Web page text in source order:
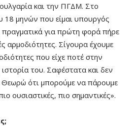
και την ΠΓΔΜ. Στο
18 μηνών που είμαι υπουργός
για πρώτη φορά πήρε
αρμοδιότητες. Σίγουρα έχουμε
που είχε ποτέ στην
του. Σαφέστατα και δεν
Θεωρώ ότι μπορούμε να πάρουμε
ουσιαστικές, πιο σημαντικές».